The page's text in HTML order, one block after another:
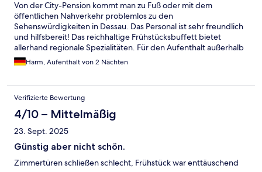
Von der City-Pension kommt man zu Fuß oder mit dem
öffentlichen Nahverkehr problemlos zu den
Sehenswürdigkeiten in Dessau. Das Personal ist sehr freundlich
und hilfsbereit! Das reichhaltige Frühstücksbuffett bietet
allerhand regionale Spezialitäten. Für den Aufenthalt außerhalb
der Zimmer steht ein großzügiger Clubraum zur Verfügung.
Harm, Aufenthalt von 2 Nächten
Verifizierte Bewertung
4/10 – Mittelmäßig
23. Sept. 2025
Günstig aber nicht schön.
Zimmertüren schließen schlecht, Frühstück war enttäuschend